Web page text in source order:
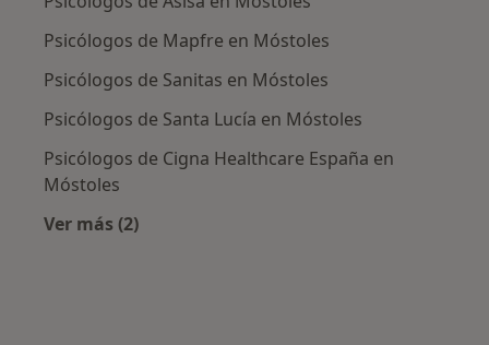
Psicólogos de Mapfre en Móstoles
Psicólogos de Sanitas en Móstoles
Psicólogos de Santa Lucía en Móstoles
Psicólogos de Cigna Healthcare España en
Móstoles
Ver más (2)